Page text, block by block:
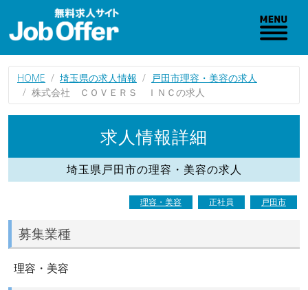
HOME 埼玉県の求人情報
戸田市理容・美容の求人
株式会社 ＣＯＶＥＲＳ ＩＮＣの求人
求人情報詳細
埼玉県戸田市の理容・美容の求人
理容・美容 正社員 戸田市
募集業種
理容・美容